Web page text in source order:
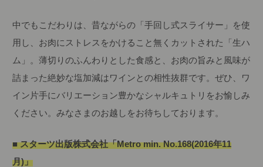
中でもこだわりは、昔ながらの「手回し式スライサー」を使
用し、お肉にストレスをかけること無くカットされた「生ハ
ム」。薄切りのふんわりとした食感と、お肉の旨みと風味が
詰まった絶妙な塩加減はワインとの相性抜群です。ぜひ、ワ
イン片手にバリエーション豊かなシャルキュトリをお愉しみ
ください。みなさまのお越しをお待ちしております。
■ スターツ出版株式会社「Metro min. No.168(2016年11
月)」